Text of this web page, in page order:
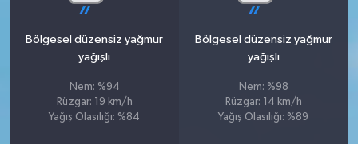
Bölgesel düzensiz yağmur
yağışlı
Nem: %94
Rüzgar: 19 km/h
Yağış Olasılığı: %84
Bölgesel düzensiz yağmur
yağışlı
Nem: %98
Rüzgar: 14 km/h
Yağış Olasılığı: %89